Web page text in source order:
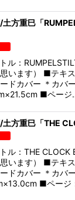
土方重巳「
ル：
思います） ■テキ
ドカバー ＊カバ
■ペー
土方重巳「THE
ル：THE CLOCK
思います） ■テキ
ドカバー ＊カバ
■ページ